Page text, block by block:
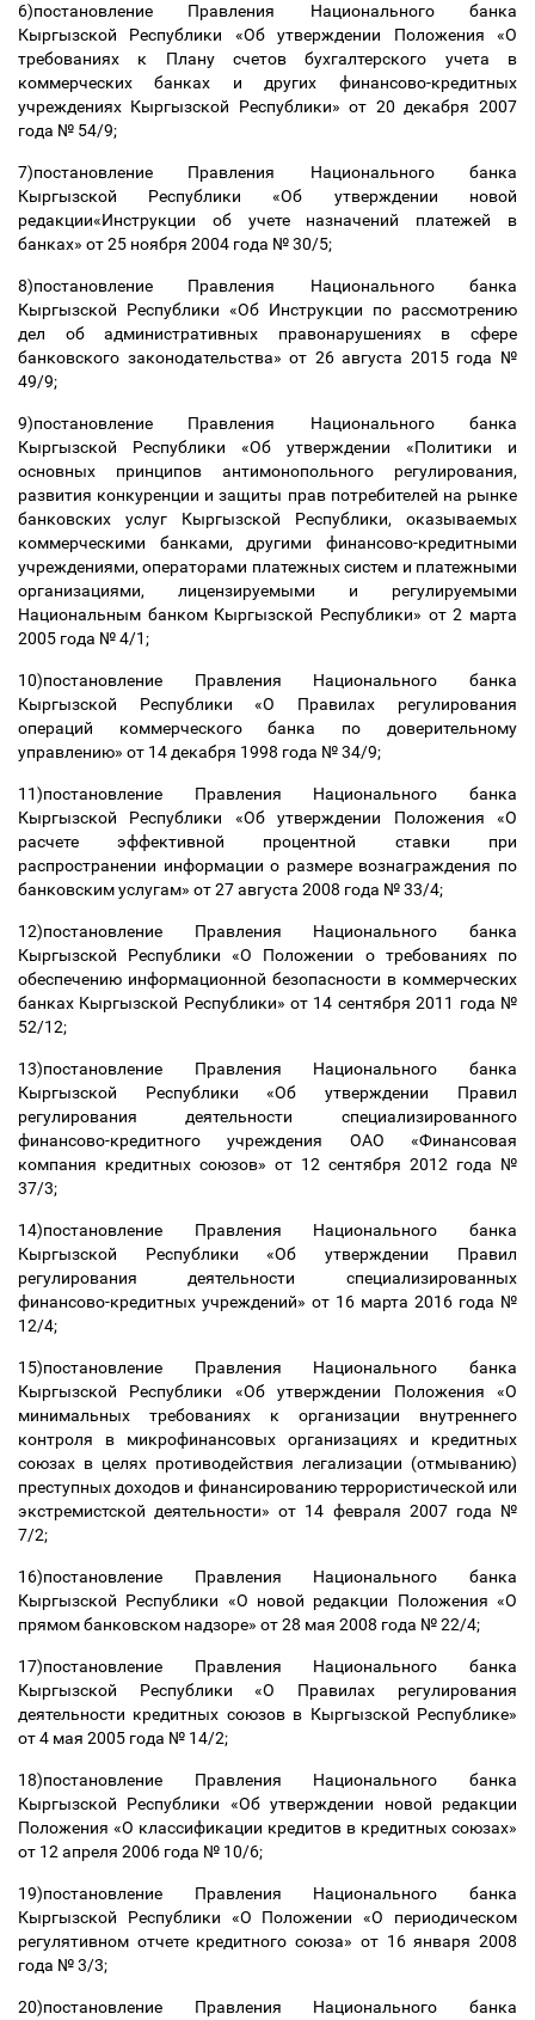
6)постановление Правления Национального банка
Кыргызской Республики «Об утверждении Положения «О
требованиях к Плану счетов бухгалтерского учета в
коммерческих банках и других финансово-кредитных
учреждениях Кыргызской Республики» от 20 декабря 2007
года № 54/9;
7)постановление Правления Национального банка
Кыргызской Республики «Об утверждении новой
редакции«Инструкции об учете назначений платежей в
банках» от 25 ноября 2004 года № 30/5;
8)постановление Правления Национального банка
Кыргызской Республики «Об Инструкции по рассмотрению
дел об административных правонарушениях в сфере
банковского законодательства» от 26 августа 2015 года №
49/9;
9)постановление Правления Национального банка
Кыргызской Республики «Об утверждении «Политики и
основных принципов антимонопольного регулирования,
развития конкуренции и защиты прав потребителей на рынке
банковских услуг Кыргызской Республики, оказываемых
коммерческими банками, другими финансово-кредитными
учреждениями, операторами платежных систем и платежными
организациями, лицензируемыми и регулируемыми
Национальным банком Кыргызской Республики» от 2 марта
2005 года № 4/1;
10)постановление Правления Национального банка
Кыргызской Республики «О Правилах регулирования
операций коммерческого банка по доверительному
управлению» от 14 декабря 1998 года № 34/9;
11)постановление Правления Национального банка
Кыргызской Республики «Об утверждении Положения «О
расчете эффективной процентной ставки при
распространении информации о размере вознаграждения по
банковским услугам» от 27 августа 2008 года № 33/4;
12)постановление Правления Национального банка
Кыргызской Республики «О Положении о требованиях по
обеспечению информационной безопасности в коммерческих
банках Кыргызской Республики» от 14 сентября 2011 года №
52/12;
13)постановление Правления Национального банка
Кыргызской Республики «Об утверждении Правил
регулирования деятельности специализированного
финансово-кредитного учреждения ОАО «Финансовая
компания кредитных союзов» от 12 сентября 2012 года №
37/3;
14)постановление Правления Национального банка
Кыргызской Республики «Об утверждении Правил
регулирования деятельности специализированных
финансово-кредитных учреждений» от 16 марта 2016 года №
12/4;
15)постановление Правления Национального банка
Кыргызской Республики «Об утверждении Положения «О
минимальных требованиях к организации внутреннего
контроля в микрофинансовых организациях и кредитных
союзах в целях противодействия легализации (отмыванию)
преступных доходов и финансированию террористической или
экстремистской деятельности» от 14 февраля 2007 года №
7/2;
16)постановление Правления Национального банка
Кыргызской Республики «О новой редакции Положения «О
прямом банковском надзоре» от 28 мая 2008 года № 22/4;
17)постановление Правления Национального банка
Кыргызской Республики «О Правилах регулирования
деятельности кредитных союзов в Кыргызской Республике»
от 4 мая 2005 года № 14/2;
18)постановление Правления Национального банка
Кыргызской Республики «Об утверждении новой редакции
Положения «О классификации кредитов в кредитных союзах»
от 12 апреля 2006 года № 10/6;
19)постановление Правления Национального банка
Кыргызской Республики «О Положении «О периодическом
регулятивном отчете кредитного союза» от 16 января 2008
года № 3/3;
20)постановление Правления Национального банка